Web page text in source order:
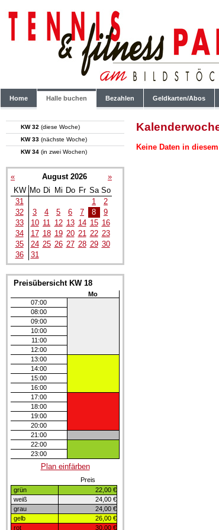
Home Halle buchen Bezahlen Geldkarten/Abos
KW 32 (diese Woche)
KW 33 (nächste Woche)
KW 34 (in zwei Wochen)
« August 2026
»
KW Mo Di Mi Do Fr Sa So
31
1
2
32
3 4 5 6 7 8
9
33
10 11 12 13 14 15 16
34
17 18 19 20 21 22 23
35
24 25 26 27 28 29 30
36
31
Preisübersicht KW 18
Mo
07:00
08:00
09:00
10:00
11:00
12:00
13:00
14:00
15:00
16:00
17:00
18:00
19:00
20:00
21:00
22:00
23:00
Plan einfärben
Preis
grün
22,00 €
weiß
24,00 €
grau
24,00 €
gelb
26,00 €
rot
30,00 €
Keine Daten in